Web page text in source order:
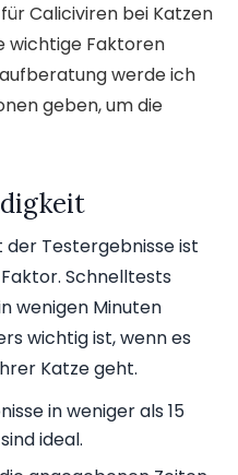
Caliciviren bei Katzen
wichtige Faktoren
werde ich
geben, um die
der Testergebnisse ist
Schnelltests
wenigen Minuten
wichtig ist, wenn es
Katze geht.
in weniger als 15
ideal.